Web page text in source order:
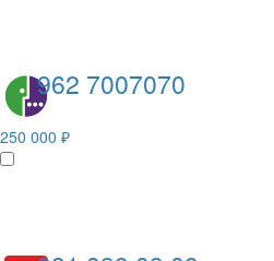
962 7007070
250 000 ₽